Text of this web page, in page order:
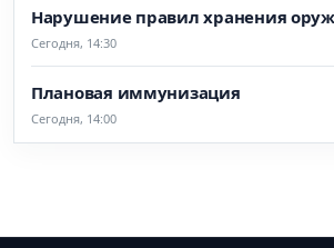
Нарушение правил хранения
Сегодня, 14:30
Плановая иммунизация
Сегодня, 14:00